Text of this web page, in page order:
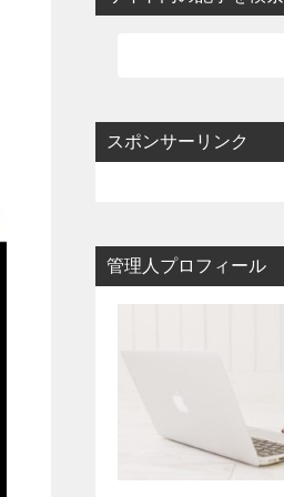
スポンサーリンク
管理人プロフィール